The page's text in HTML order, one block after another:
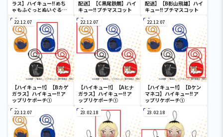
ラス】ハイキュー!! めち
ゃもふぐっとぬいぐるみ
～ヒナガラス～
配送】【C黒尾鉄朗】ハイ
キュー!! プチマスコット
配送】【B影山飛雄】ハイ
キュー!! プチマスコット
22.12.07
【ハイキュー!!】【Bカゲ
ガラス】ハイキュー!! ア
ップリケポーチ①
22.12.07
【ハイキュー!!】【Aヒナ
ガラス】ハイキュー!! ア
ップリケポーチ①
22.12.07
【ハイキュー!!】【Dケン
マネコ】ハイキュー!! ア
ップリケポーチ①
22.12.07 23.02.18 23.02.18